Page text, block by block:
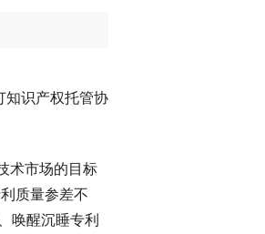
知识产权托管协
术市场的目标
质量参差不
唤醒沉睡专利